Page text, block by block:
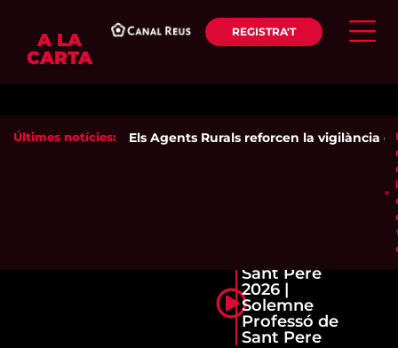
A LA
CARTA
REGISTRA'T
Últimes notícies: Els Agents Rurals reforcen la vigilància
Sant Pere
2026 |
Solemne
Professó de
Sant Pere